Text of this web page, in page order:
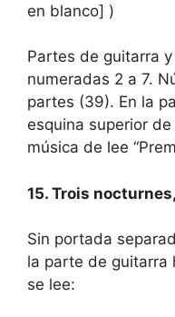
en blanco] )
Partes de guitarra
numeradas 2 a 7.
partes (39). En la
esquina superior
música de lee
15. Trois
Sin portada
la parte de guitarra
se lee: